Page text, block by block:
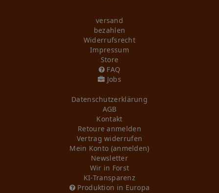
versand
bezahlen
Widerrufs­recht
Impressum
Store
FAQ
Jobs
Daten­schutz­erklärung
AGB
Kontakt
Retoure anmelden
Vertrag widerrufen
Mein Konto (anmelden)
Newsletter
Wir in Forst
KI-Transparenz
Produktion in Europa